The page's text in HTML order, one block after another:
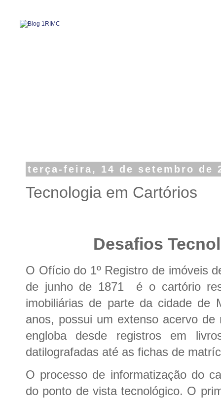
terça-feira, 14 de setembro de
Tecnologia em Cartórios
Desafios
O Ofício do 1º Registro de imóveis
de junho de 1871
é o cartório
imobiliárias de parte da cidade de
anos, possui um extenso acervo
engloba desde registros em
datilografadas até as fichas de
O processo de informatização do
do ponto de vista tecnológico. O